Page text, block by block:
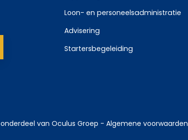
Loon- en personeelsadministratie
Advisering
Startersbegeleiding
onderdeel van Oculus Groep - Algemene voorwaarden